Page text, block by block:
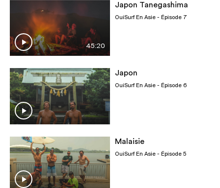
45:20
Japon Tanegashima
OuiSurf En Asie - Épisode 7
Japon
OuiSurf En Asie - Épisode 6
Malaisie
OuiSurf En Asie - Épisode 5